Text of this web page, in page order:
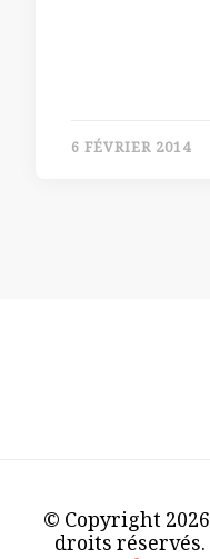
6 FÉVRIER 2014
© Copyright 2026
droits réservés.